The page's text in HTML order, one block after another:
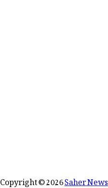
Copyright © 2026Saher News